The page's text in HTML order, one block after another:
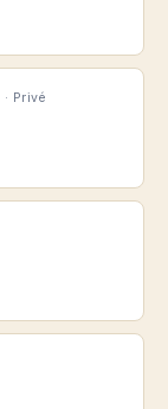
· Privé